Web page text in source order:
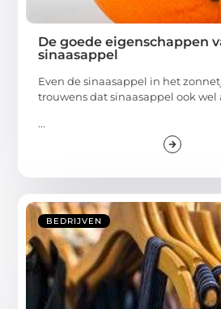
De goede eigenschappen
sinaasappel
Even de sinaasappel in het
trouwens dat sinaasappel ook wel
...
BEDRIJVEN